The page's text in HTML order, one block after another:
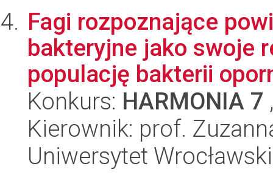
Fagi rozpoznające
bakteryjne jako swoje
populację bakterii
Konkurs: HARMONIA 7
Kierownik: prof.
Uniwersytet